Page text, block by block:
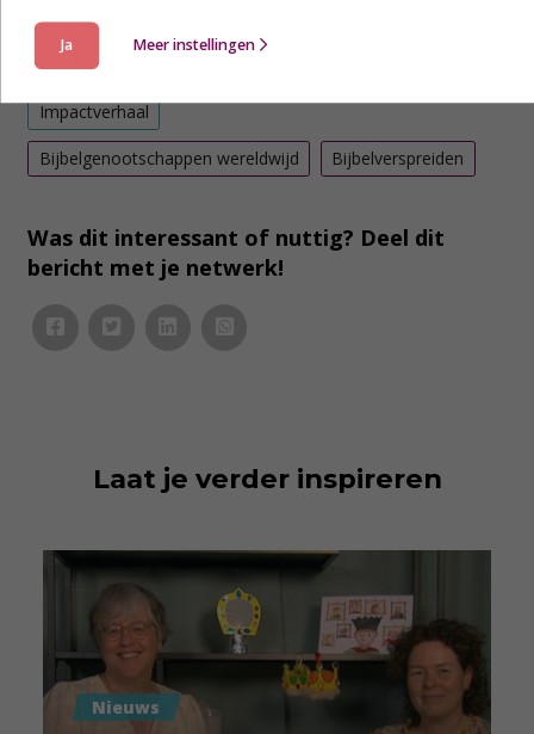
Interview door: Daniëlle de Gelder
Impactverhaal
Bijbelgenootschappen wereldwijd Bijbelverspreiden
Was dit interessant of nuttig? Deel dit
bericht met je netwerk!
Laat je verder inspireren
Nieuws
Ja Meer instellingen